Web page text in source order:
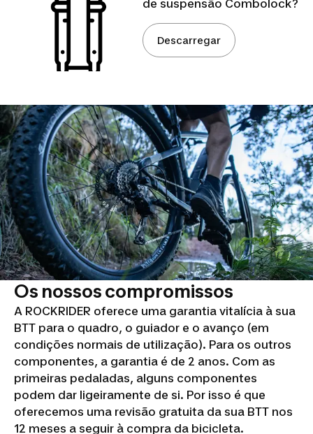
de suspensão Combolock?
Descarregar
Os nossos compromissos
A ROCKRIDER oferece uma garantia vitalícia à sua
BTT para o quadro, o guiador e o avanço (em
condições normais de utilização). Para os outros
componentes, a garantia é de 2 anos. Com as
primeiras pedaladas, alguns componentes
podem dar ligeiramente de si. Por isso é que
oferecemos uma revisão gratuita da sua BTT nos
12 meses a seguir à compra da bicicleta.